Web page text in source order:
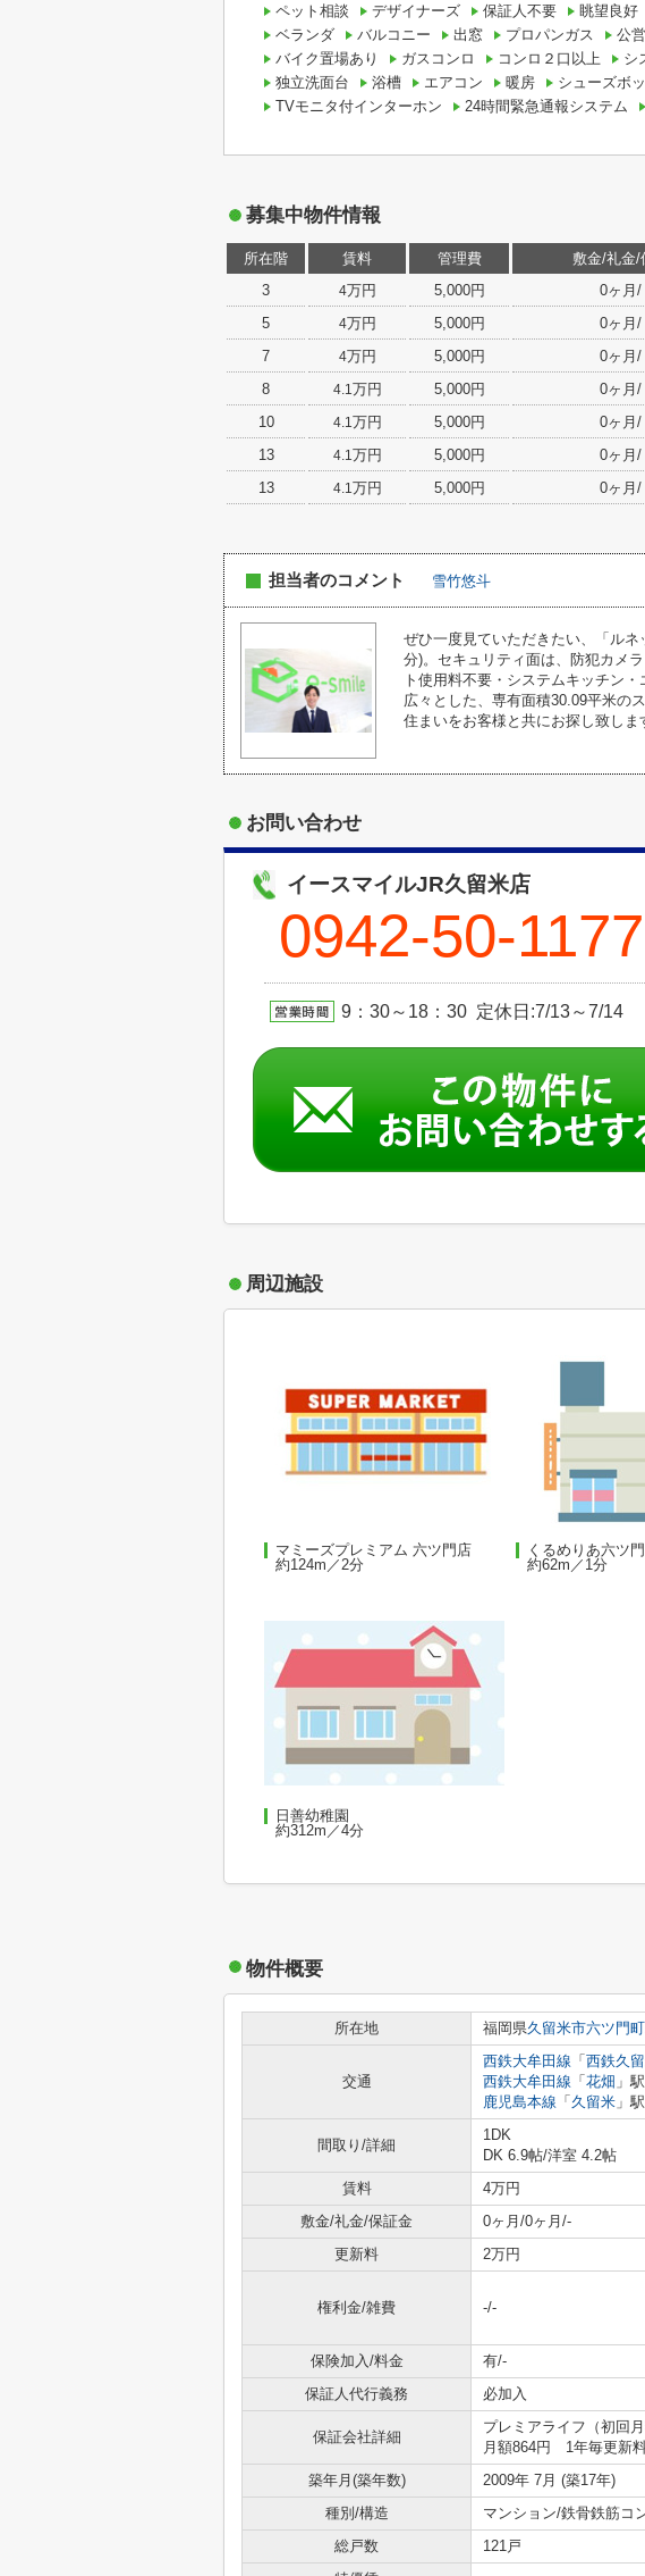
ペット相談 デザイナーズ 保証人不要 眺望良好
ベランダ
バルコニー 出窓 プロパンガス 公
バイク置場あり
ガスコンロ コンロ２口以上 シ
独立洗面台
浴槽 エアコン 暖房 シューズボ
TVモニタ付インターホン
24時間緊急通報システム
募集中物件情報
所在階 賃料 管理費 敷金/礼金/
3
4万円 5,000円 0ヶ月
5
4万円 5,000円 0ヶ月
7
4万円 5,000円 0ヶ月
8
4.1万円 5,000円 0ヶ月
10
4.1万円 5,000円 0ヶ月
13
4.1万円 5,000円 0ヶ月
13
4.1万円 5,000円 0ヶ月
担当者のコメント 雪竹悠斗
ぜひ一度見ていただきたい、「ル
分)。セキュリティ面は、防犯カメ
ト使用料不要・システムキッチン
広々とした、専有面積30.09平米の
住まいをお客様と共にお探し致しま
お問い合わせ
イースマイルJR久留米店
0942-50-1177
9：30～18：30 定休日:7/13～7/14
周辺施設
マミーズプレミアム 六ツ門店
約124m／2分
くるめりあ六ツ門
約62m／1分
日善幼稚園
約312m／4分
物件概要
所在地 福岡県久留米市六ツ門町
交通
西鉄大牟田線 「 西鉄久
西鉄大牟田線 「 花畑 」
鹿児島本線 「 久留米 」
間取り/詳細
1DK
DK 6.9帖/洋室 4.2帖
賃料 4万円
敷金/礼金/保証金
0ヶ月/0ヶ月/-
更新料
2万円
権利金/雑費 -/-
保険加入/料金
有/-
保証人代行義務
必加入
保証会社詳細
プレミアライフ（初回
月額864円 1年毎更新料
築年月(築年数) 2009年 7月 (築17年)
種別/構造
マンション/鉄骨鉄筋コ
総戸数
121戸